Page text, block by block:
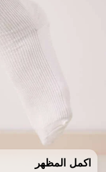
اكمل المظهر